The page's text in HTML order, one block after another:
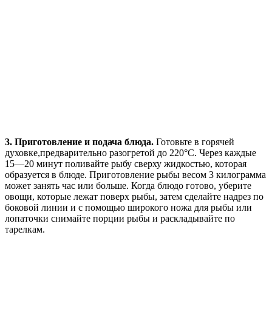
3. Приготовление и подача блюда. Готовьте в горячей
духовке,предварительно разогретой до 220°С. Через каждые
15—20 минут поливайте рыбу сверху жидкостью, которая
образуется в блюде. Приготовление рыбы весом 3 килограмма
может занять час или больше. Когда блюдо готово, уберите
овощи, которые лежат поверх рыбы, затем сделайте надрез по
боковой линии и с помощью широкого ножа для рыбы или
лопаточки снимайте порции рыбы и раскладывайте по
тарелкам.